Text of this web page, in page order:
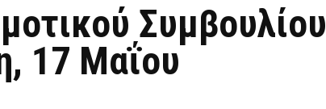
Συμβουλίου
17 Μαΐου